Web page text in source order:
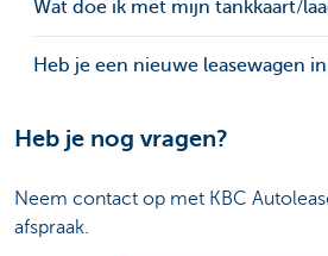
Wat doe ik met mijn tankkaart/
Heb je een nieuwe leasewagen
Heb je nog vragen?
Neem contact op met KBC
afspraak.